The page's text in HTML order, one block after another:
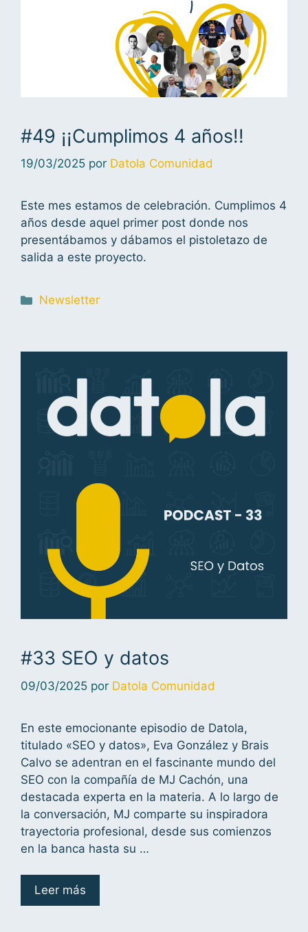
#49 ¡¡Cumplimos 4 años!!
19/03/2025 por Datola Comunidad
Este mes estamos de celebración. Cumplimos 4
años desde aquel primer post donde nos
presentábamos y dábamos el pistoletazo de
salida a este proyecto.
Newsletter
#33 SEO y datos
09/03/2025 por Datola Comunidad
En este emocionante episodio de Datola,
titulado «SEO y datos», Eva González y Brais
Calvo se adentran en el fascinante mundo del
SEO con la compañía de MJ Cachón, una
destacada experta en la materia. A lo largo de
la conversación, MJ comparte su inspiradora
trayectoria profesional, desde sus comienzos
en la banca hasta su …
Leer más